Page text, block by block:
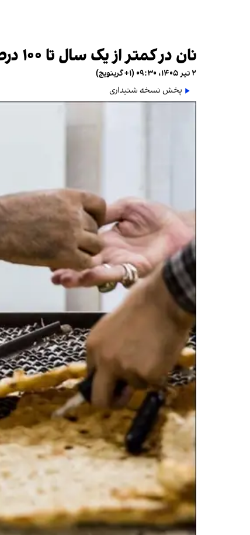
نان در کمتر از یک سال تا ۱۰۰ درصد گران شد
۲ تیر ۱۴۰۵، ۰۹:۳۰ (‎+۱ گرینویچ)
پخش نسخه شنیداری